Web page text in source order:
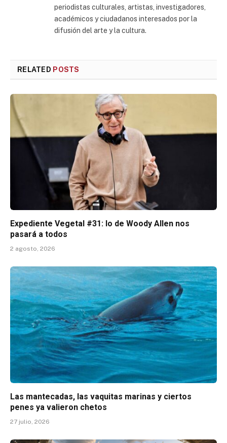
periodistas culturales, artistas, investigadores,
académicos y ciudadanos interesados por la
difusión del arte y la cultura.
RELATED POSTS
Expediente Vegetal #31: lo de Woody Allen nos
pasará a todos
2 agosto, 2026
Las mantecadas, las vaquitas marinas y ciertos
penes ya valieron chetos
27 julio, 2026